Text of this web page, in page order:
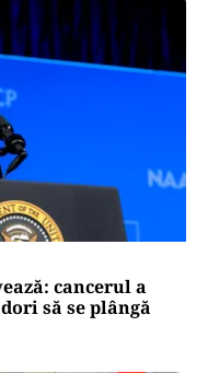
cancerul a
să se plângă